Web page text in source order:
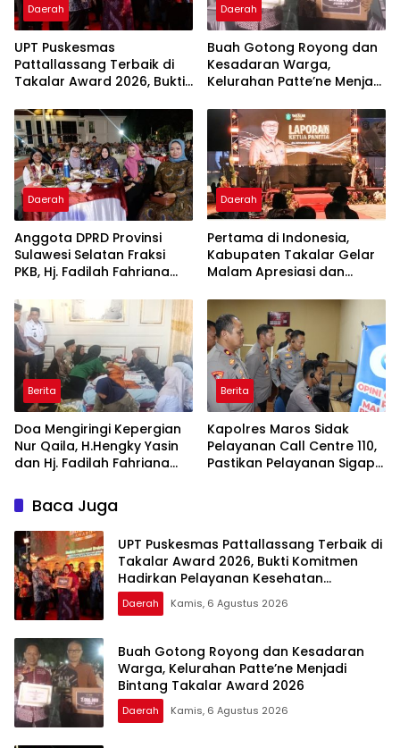
Daerah
UPT Puskesmas
Pattallassang Terbaik di
Takalar Award 2026, Bukti
Pelayanan Kesehatan
Berkualitas
Daerah
Buah Gotong Royong dan
Kesadaran Warga,
Kelurahan Patte’ne Menjadi
2026
Daerah
Anggota DPRD Provinsi
Sulawesi Selatan Fraksi
PKB, Hj. Fadilah Fahriana
Takalar Menyalakan
Lentera Pengabdian
Melalui Malam Apresiasi
dan Inovasi Award 2026
Daerah
Pertama di Indonesia,
Kabupaten Takalar Gelar
Malam Apresiasi dan
Panggung Penghargaan
bagi Pelayan Publik
Berprestasi
Berita
Doa Mengiringi Kepergian
Nur Qaila, H.Hengky Yasin
dan Hj. Fadilah Fahriana
Keluarga
Berita
Kapolres Maros Sidak
Pelayanan Call Centre 110,
Pastikan Pelayanan Sigap
Baca Juga
UPT Puskesmas Pattallassang Terbaik di
Takalar Award 2026, Bukti Komitmen
Hadirkan Pelayanan Kesehatan
Berkualitas
Daerah Kamis, 6 Agustus 2026
Buah Gotong Royong dan Kesadaran
Warga, Kelurahan Patte’ne Menjadi
Bintang Takalar Award 2026
Daerah Kamis, 6 Agustus 2026